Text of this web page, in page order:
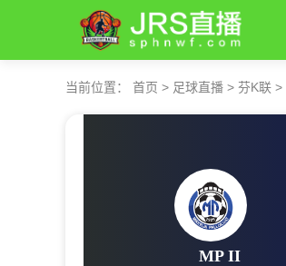
当前位置： 首页 > 足球直播 > 芬K联 >
MP II